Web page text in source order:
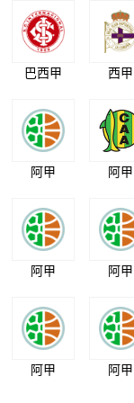
巴西甲 西甲
阿甲 阿甲
阿甲 阿甲
阿甲 阿甲